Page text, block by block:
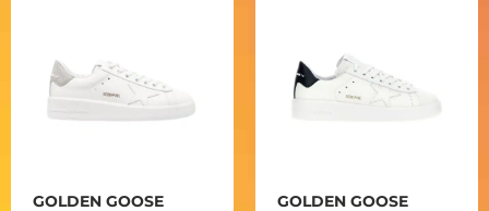
GOLDEN GOOSE
GOLDEN GOOSE